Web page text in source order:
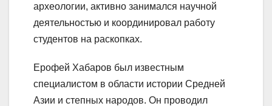
археологии, активно занимался научной
деятельностью и координировал работу
студентов на раскопках.
Ерофей Хабаров был известным
специалистом в области истории Средней
Азии и степных народов. Он проводил